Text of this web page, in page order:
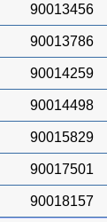
90013456
90013786
90014259
90014498
90015829
90017501
90018157